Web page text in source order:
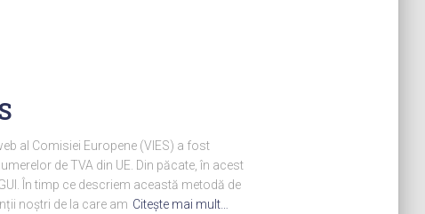
al Comisiei Europene (VIES) a fost
de TVA din UE. Din păcate, în acest
În timp ce descriem această metodă de
noștri de la care am Citeşte mai mult…